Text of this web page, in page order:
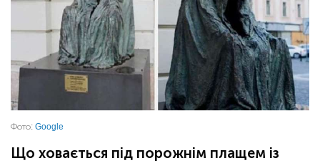
Фото: Google
Що ховається під порожнім плащем із